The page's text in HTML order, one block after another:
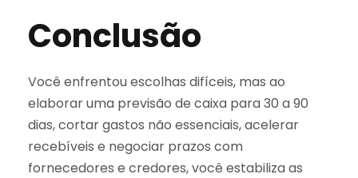
Conclusão
Você enfrentou escolhas difíceis, mas ao
elaborar uma previsão de caixa para 30 a 90
dias, cortar gastos não essenciais, acelerar
recebíveis e negociar prazos com
fornecedores e credores, você estabiliza as